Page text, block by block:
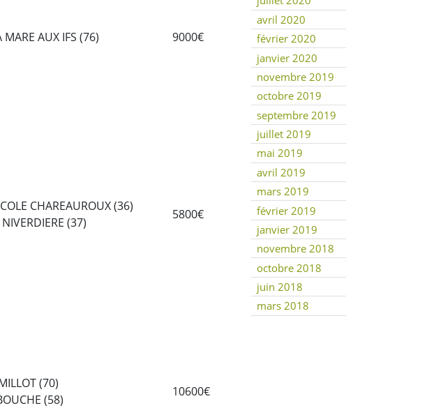
MARE AUX IFS (76) 9000€
CHAREAUROUX (36)
(37)
5800€
(70)
(58)
10600€
avril 2020
février 2020
janvier 2020
novembre 2019
octobre 2019
septembre 2019
juillet 2019
mai 2019
avril 2019
mars 2019
février 2019
janvier 2019
novembre 2018
octobre 2018
juin 2018
mars 2018